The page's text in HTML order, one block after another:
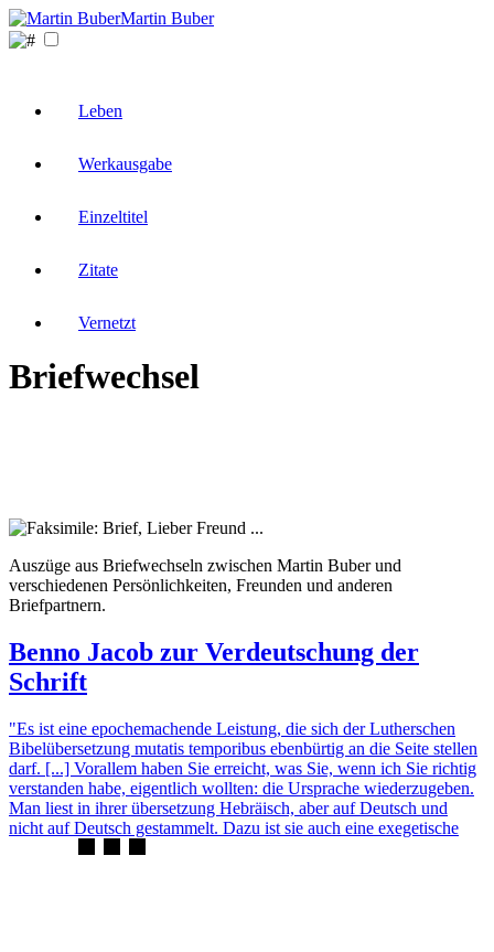
Martin Buber
Leben
Werkausgabe
Einzeltitel
Zitate
Vernetzt
Briefwechsel
Auszüge aus Briefwechseln zwischen Martin Buber und
verschiedenen Persönlichkeiten, Freunden und anderen
Briefpartnern.
Benno Jacob zur Verdeutschung der
Schrift
"Es ist eine epochemachende Leistung, die sich der Lutherschen
Bibelübersetzung mutatis temporibus ebenbürtig an die Seite stellen
darf. [...] Vorallem haben Sie erreicht, was Sie, wenn ich Sie richtig
verstanden habe, eigentlich wollten: die Ursprache wiederzugeben.
Man liest in ihrer übersetzung Hebräisch, aber auf Deutsch und
nicht auf Deutsch gestammelt. Dazu ist sie auch eine exegetische